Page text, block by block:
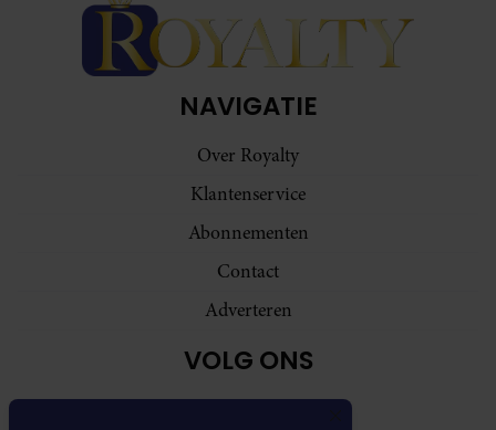
NAVIGATIE
Over Royalty
Klantenservice
Abonnementen
Contact
Adverteren
VOLG ONS